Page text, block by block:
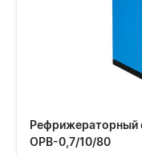
ОРВ-0,7/10/80